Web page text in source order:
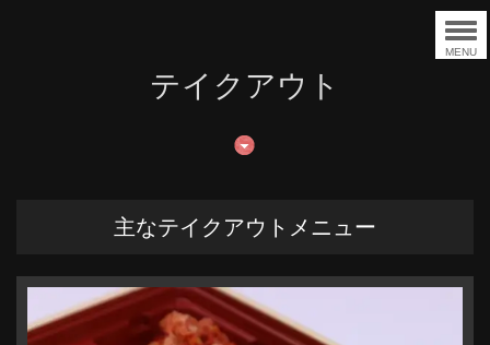
MENU
テイクアウト
主なテイクアウトメニュー